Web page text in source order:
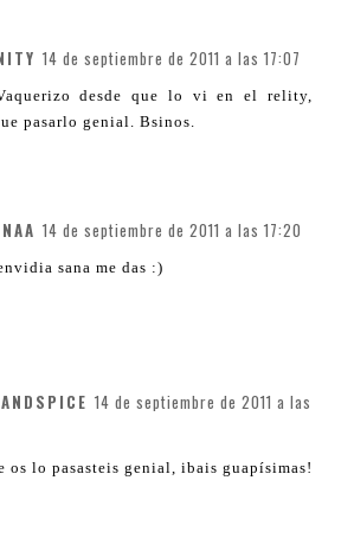
14 de septiembre de 2011 a las 17:07
desde que lo vi en el relity,
pasarlo genial. Bsinos.
14 de septiembre de 2011 a las 17:20
sana me das :)
14 de septiembre de 2011 a las
os lo pasasteis genial, ibais guapísimas!